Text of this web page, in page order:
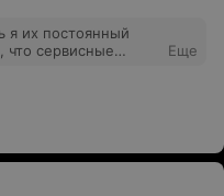
я их постоянный
что сервисные
сделают,
сразу
короче(
Еще